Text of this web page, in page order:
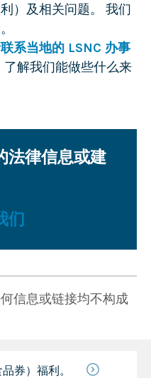
）及相关问题。 我们
系当地的 LSNC 办事
了解我们能做些什么来
法律信息或建
们
信息或链接均不构成
券）福利。